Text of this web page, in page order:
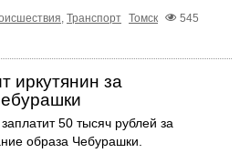
, Транспорт Томск
545
иркутянин за
50 тысяч рублей за
образа Чебурашки.